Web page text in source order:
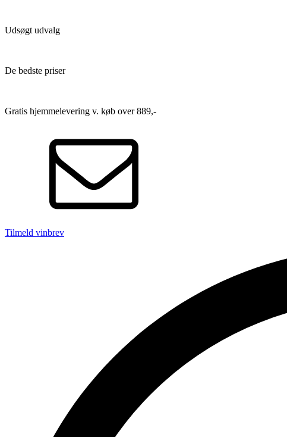
Udsøgt udvalg
De bedste priser
Gratis hjemmelevering v. køb over 889,-
Tilmeld vinbrev